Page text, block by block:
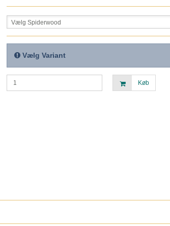
Vælg Spiderwood
Vælg Variant
Køb